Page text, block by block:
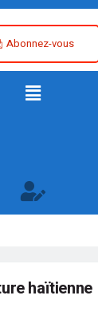
Abonnez-vous
haïtienne